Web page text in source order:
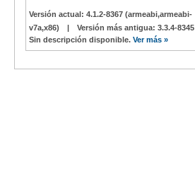
Versión actual: 4.1.2-8367 (armeabi,armeabi-
v7a,x86)
| Versión más antigua: 3.3.4-8345
Sin descripción disponible. Ver más »